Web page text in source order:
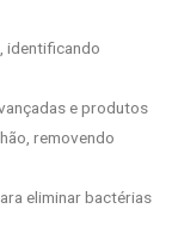
identificando
e produtos
removendo
eliminar bactérias